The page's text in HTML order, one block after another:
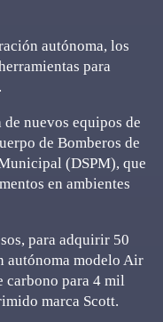
autónoma, los
para
nuevos equipos de
de Bomberos de
(DSPM), que
en ambientes
para adquirir 50
autónoma modelo Air
carbono para 4 mil
marca Scott.